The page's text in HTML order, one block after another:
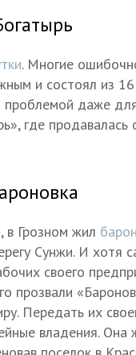
. Многие
и состоял из
даже
где
Грозном жил
Сунжи. И хотя
своего
прозвали
Передать их
владения. Она